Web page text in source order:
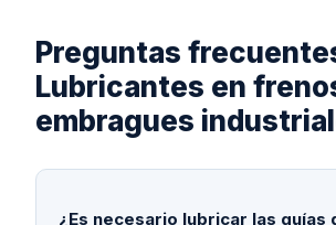
Preguntas
Lubricantes en
embragues
¿Es necesario lubricar las guías